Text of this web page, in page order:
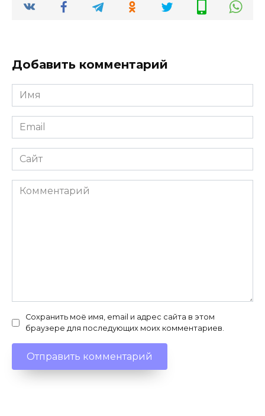
Добавить комментарий
Имя
*
Email
*
Сайт
Комментарий
Сохранить моё имя, email и адрес сайта в этом
браузере для последующих моих комментариев.